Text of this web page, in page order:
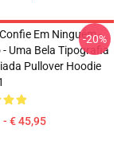
Em Ninguém -
- Uma Bela Tipografia
Pullover Hoodie
- € 45,95
-20%